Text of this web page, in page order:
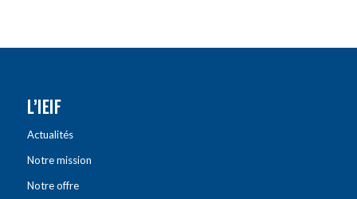
L’IEIF
Actualités
Notre mission
Notre offre